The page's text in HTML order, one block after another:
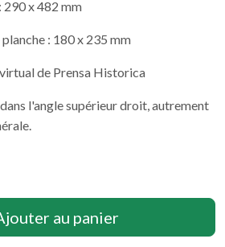
290 x 482 mm
: 180 x 235 mm
de Prensa Historica
l'angle supérieur droit, autrement
au panier